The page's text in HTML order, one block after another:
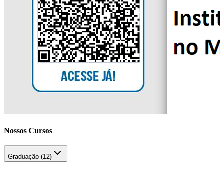
Nossos Cursos
Graduação (12)